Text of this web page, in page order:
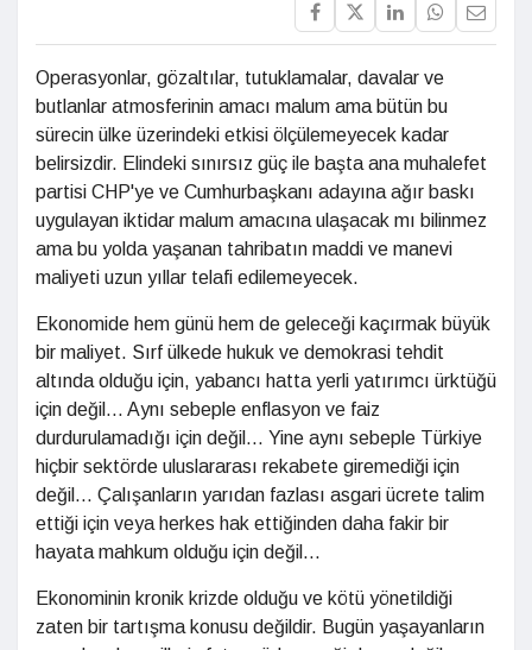
Operasyonlar, gözaltılar, tutuklamalar, davalar ve
butlanlar atmosferinin amacı malum ama bütün bu
sürecin ülke üzerindeki etkisi ölçülemeyecek kadar
belirsizdir. Elindeki sınırsız güç ile başta ana muhalefet
partisi CHP'ye ve Cumhurbaşkanı adayına ağır baskı
uygulayan iktidar malum amacına ulaşacak mı bilinmez
ama bu yolda yaşanan tahribatın maddi ve manevi
maliyeti uzun yıllar telafi edilemeyecek.
Ekonomide hem günü hem de geleceği kaçırmak büyük
bir maliyet. Sırf ülkede hukuk ve demokrasi tehdit
altında olduğu için, yabancı hatta yerli yatırımcı ürktüğü
için değil... Aynı sebeple enflasyon ve faiz
durdurulamadığı için değil... Yine aynı sebeple Türkiye
hiçbir sektörde uluslararası rekabete giremediği için
değil... Çalışanların yarıdan fazlası asgari ücrete talim
ettiği için veya herkes hak ettiğinden daha fakir bir
hayata mahkum olduğu için değil...
Ekonominin kronik krizde olduğu ve kötü yönetildiği
zaten bir tartışma konusu değildir. Bugün yaşayanların